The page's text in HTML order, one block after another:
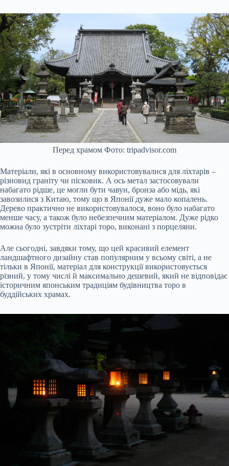
Перед храмом Фото: tripadvisor.com
Матеріали, які в основному використовувалися для ліхтарів –
різновид граніту чи пісковик. А ось метал застосовували
набагато рідше, це могли бути чавун, бронза або мідь, які
завозилися з Китаю, тому що в Японії дуже мало копалень.
Дерево практично не використовувалося, воно було набагато
менше часу, а також було небезпечним матеріалом. Дуже рідко
можна було зустріти ліхтарі торо, виконані з порцеляни.
Але сьогодні, завдяки тому, що цей красивий елемент
ландшафтного дизайну став популярним у всьому світі, а не
тільки в Японії, матеріал для конструкції використовується
різний, у тому числі й максимально дешевий, який не відповідає
історичним японським традиціям будівництва торо в
буддійських храмах.